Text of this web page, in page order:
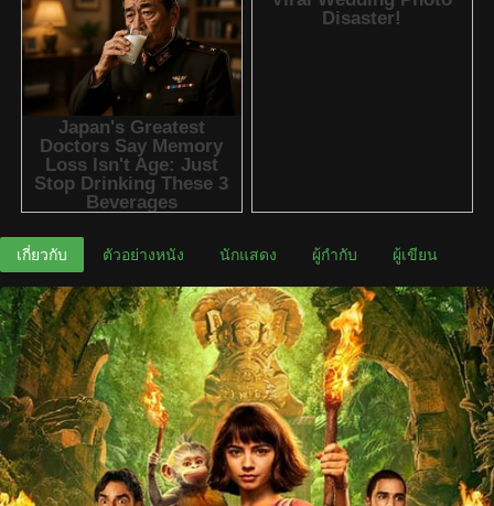
เกี่ยวกับ ตัวอย่างหนัง นักแสดง ผู้กำกับ ผู้เขียน